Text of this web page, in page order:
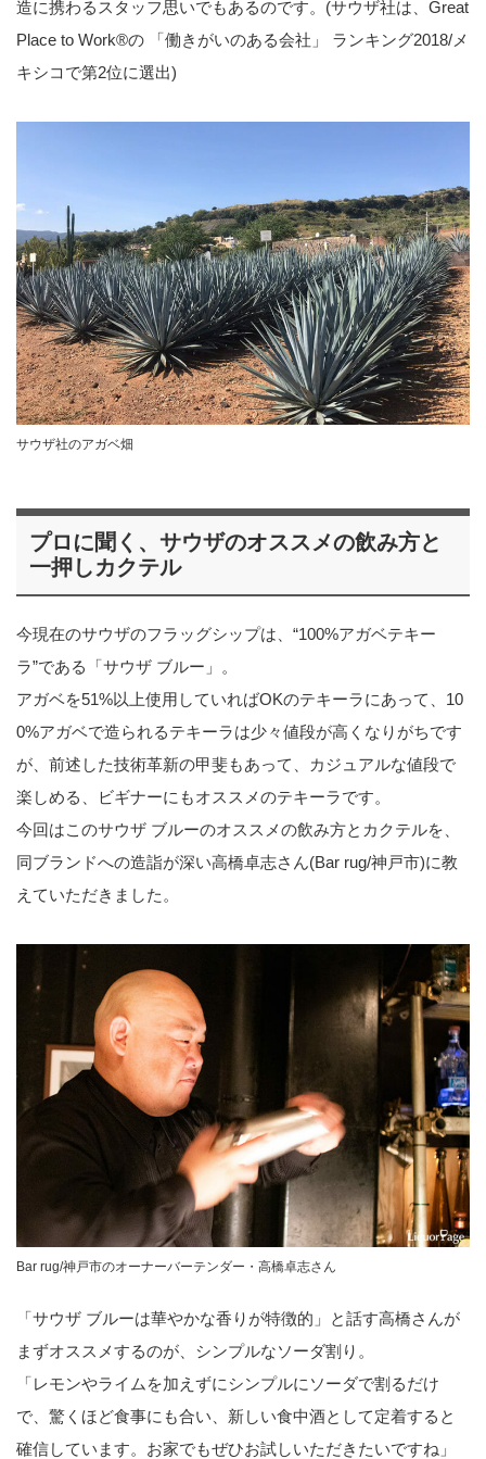
造に携わるスタッフ思いでもあるのです。(サウザ社は、Great
Place to Work®の 「働きがいのある会社」 ランキング2018/メ
キシコで第2位に選出)
サウザ社のアガベ畑
プロに聞く、サウザのオススメの飲み方と
一押しカクテル
今現在のサウザのフラッグシップは、“100%アガベテキー
ラ”である「サウザ ブルー」。
アガベを51%以上使用していればOKのテキーラにあって、10
0%アガベで造られるテキーラは少々値段が高くなりがちです
が、前述した技術革新の甲斐もあって、カジュアルな値段で
楽しめる、ビギナーにもオススメのテキーラです。
今回はこのサウザ ブルーのオススメの飲み方とカクテルを、
同ブランドへの造詣が深い高橋卓志さん(Bar rug/神戸市)に教
えていただきました。
Bar rug/神戸市のオーナーバーテンダー・高橋卓志さん
「サウザ ブルーは華やかな香りが特徴的」と話す高橋さんが
まずオススメするのが、シンプルなソーダ割り。
「レモンやライムを加えずにシンプルにソーダで割るだけ
で、驚くほど食事にも合い、新しい食中酒として定着すると
確信しています。お家でもぜひお試しいただきたいですね」